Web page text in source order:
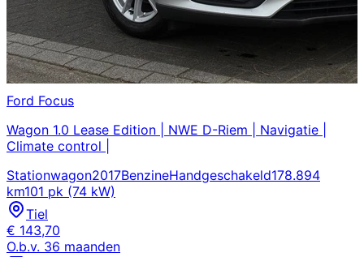
Ford Focus
Wagon 1.0 Lease Edition | NWE D-Riem | Navigatie |
Climate control |
Stationwagon2017BenzineHandgeschakeld178.894
km101 pk (74 kW)
Tiel
€ 143,70
O.b.v. 36 maanden